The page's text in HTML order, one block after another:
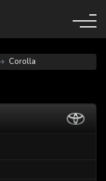
Corolla